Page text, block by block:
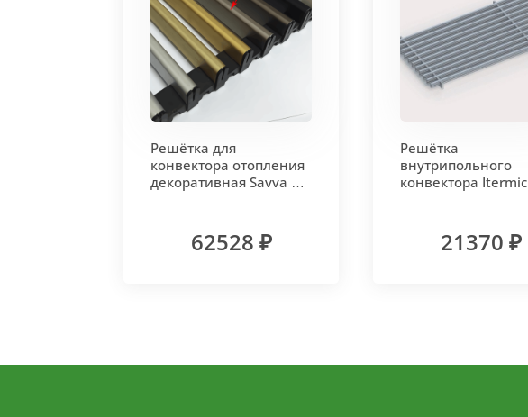
Решётка для
конвектора отопления
декоративная Savva KV
62528 ₽
Решётка
внутрипольного
конвектора Itermic
продольная, цвет
Natural21370 ₽